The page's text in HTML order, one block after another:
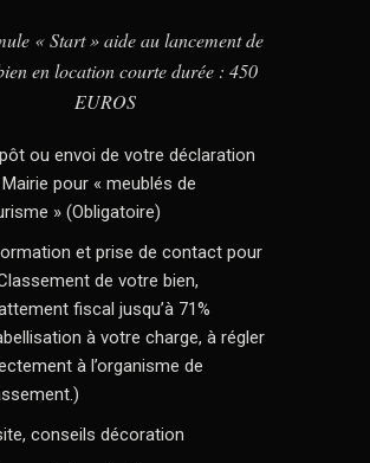
« Start » aide au lancement de
en location courte durée : 450
EUROS
ou envoi de votre déclaration
pour « meublés de
» (Obligatoire)
et prise de contact pour
de votre bien,
fiscal jusqu’à 71%
à votre charge, à régler
à l’organisme de
conseils décoration